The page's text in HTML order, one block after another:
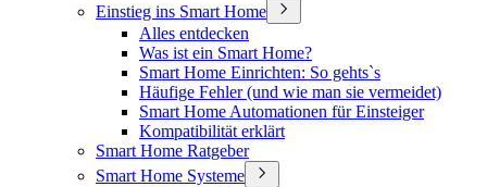
Einstieg ins Smart Home
Alles entdecken
Was ist ein Smart Home?
Smart Home Einrichten: So gehts`s
Häufige Fehler (und wie man sie vermeidet)
Smart Home Automationen für Einsteiger
Kompatibilität erklärt
Smart Home Ratgeber
Smart Home Systeme